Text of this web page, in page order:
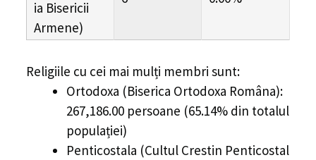
ia Bisericii
Armene)
Religiile cu cei mai mulți membri sunt:
Ortodoxa (Biserica Ortodoxa Româna):
267,186.00 persoane (65.14% din totalul
populației)
Penticostala (Cultul Crestin Penticostal